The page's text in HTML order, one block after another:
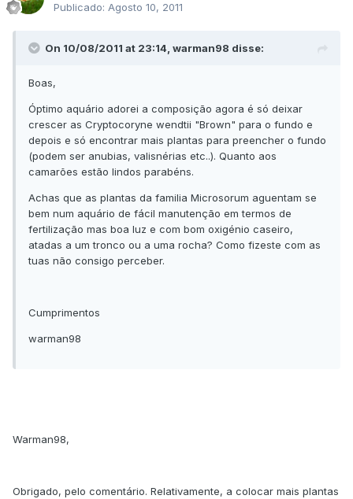
Publicado: Agosto 10, 2011
On 10/08/2011 at 23:14, warman98 disse:
Boas,
Óptimo aquário adorei a composição agora é só deixar
crescer as Cryptocoryne wendtii "Brown" para o fundo e
depois e só encontrar mais plantas para preencher o fundo
(podem ser anubias, valisnérias etc..). Quanto aos
camarões estão lindos parabéns.
Achas que as plantas da familia Microsorum aguentam se
bem num aquário de fácil manutenção em termos de
fertilização mas boa luz e com bom oxigénio caseiro,
atadas a um tronco ou a uma rocha? Como fizeste com as
tuas não consigo perceber.
Cumprimentos
warman98
Warman98,
Obrigado, pelo comentário. Relativamente, a colocar mais plantas